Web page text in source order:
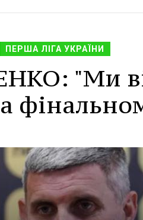
ПЕРША ЛІГА УКРАЇНИ
"Ми